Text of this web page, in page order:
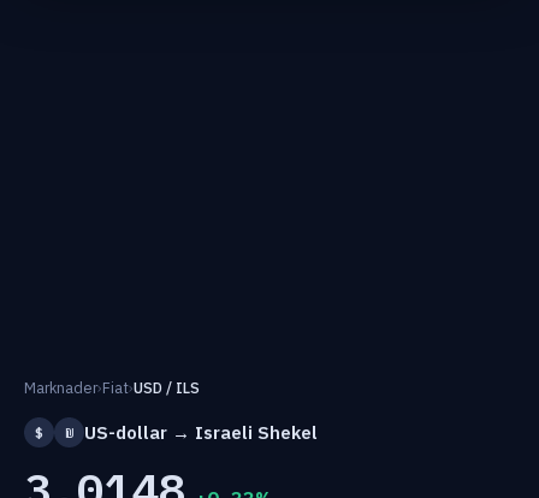
Marknader›Fiat›USD / ILS
$ ₪ US-dollar → Israeli Shekel